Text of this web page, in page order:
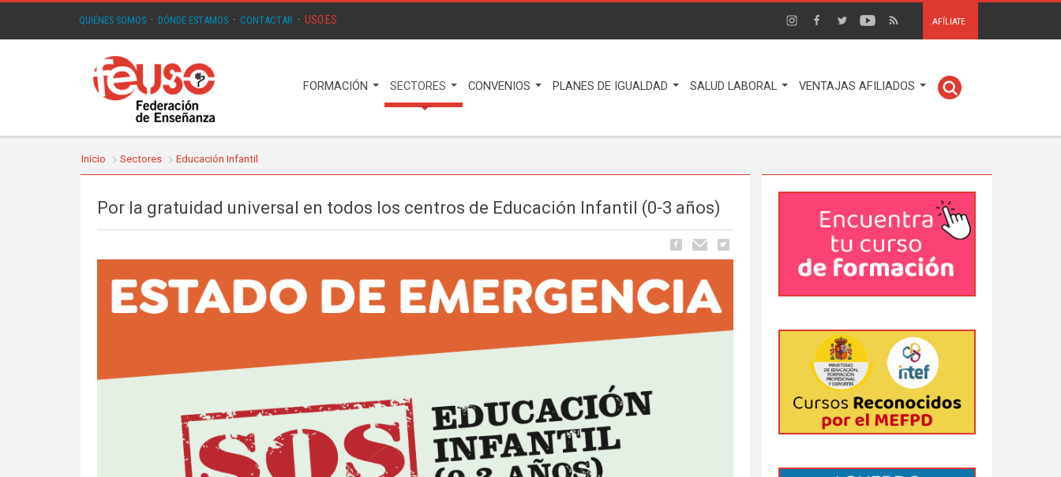
QUIÉNES SOMOS · DÓNDE ESTAMOS · CONTACTAR · USO.ES AFÍLIATE
FORMACIÓN SECTORES CONVENIOS PLANES DE IGUALDAD SALUD LABORAL VENTAJAS AFILIADOS
Inicio Sectores Educación Infantil
Por la gratuidad universal en todos los centros de Educación Infantil (0-3 años)